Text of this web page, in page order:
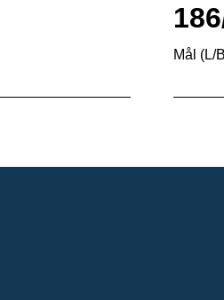
Mål (L/